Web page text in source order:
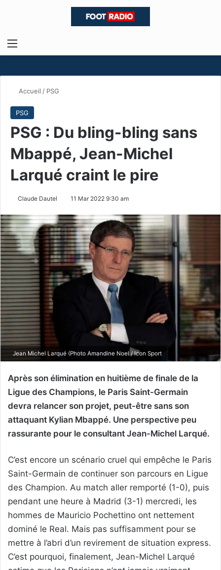
Menu
Accueil / PSG
PSG
PSG : Du bling-bling sans
Mbappé, Jean-Michel
Larqué craint le pire
Claude Dautel 11 Mar 2022 9:30 am
Jean Michel Larqué (Photo Amandine Noel / Icon Sport
Après son élimination en huitième de finale de la
Ligue des Champions, le Paris Saint-Germain
devra relancer son projet, peut-être sans son
attaquant Kylian Mbappé. Une perspective peu
rassurante pour le consultant Jean-Michel Larqué.
C’est encore un scénario cruel qui empêche le Paris
Saint-Germain de continuer son parcours en Ligue
des Champion. Au match aller remporté (1-0), puis
pendant une heure à Madrid (3-1) mercredi, les
hommes de Mauricio Pochettino ont nettement
dominé le Real. Mais pas suffisamment pour se
mettre à l’abri d’un revirement de situation express.
C’est pourquoi, finalement, Jean-Michel Larqué